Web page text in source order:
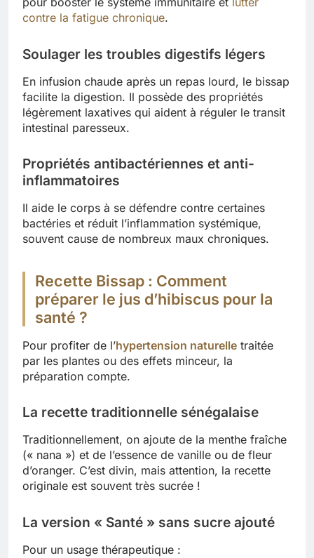
contre la fatigue chronique.
Soulager les troubles digestifs légers
En infusion chaude après un repas lourd, le bissap
facilite la digestion. Il possède des propriétés
légèrement laxatives qui aident à réguler le transit
intestinal paresseux.
Propriétés antibactériennes et anti-
inflammatoires
Il aide le corps à se défendre contre certaines
bactéries et réduit l’inflammation systémique,
souvent cause de nombreux maux chroniques.
Recette Bissap : Comment
préparer le jus d’hibiscus pour la
santé ?
Pour profiter de l’hypertension naturelle traitée
par les plantes ou des effets minceur, la
préparation compte.
La recette traditionnelle sénégalaise
Traditionnellement, on ajoute de la menthe fraîche
(« nana ») et de l’essence de vanille ou de fleur
d’oranger. C’est divin, mais attention, la recette
originale est souvent très sucrée !
La version « Santé » sans sucre ajouté
Pour un usage thérapeutique :